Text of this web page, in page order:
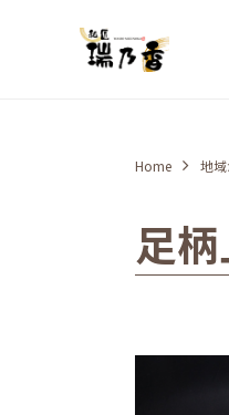
Home 地
足